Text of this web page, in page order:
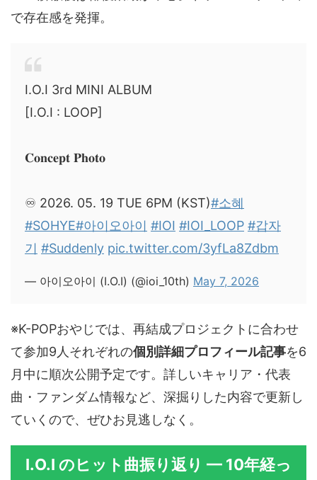
で存在感を発揮。
I.O.I 3rd MINI ALBUM
[I.O.I : LOOP]
𝐂𝐨𝐧𝐜𝐞𝐩𝐭 𝐏𝐡𝐨𝐭𝐨
♾️ 2026. 05. 19 TUE 6PM (KST)#소혜
#SOHYE#아이오아이 #IOI #IOI_LOOP #갑자
기 #Suddenly pic.twitter.com/3yfLa8Zdbm
— 아이오아이 (I.O.I) (@ioi_10th) May 7, 2026
※K-POPおやじでは、再結成プロジェクトに合わせ
て参加9人それぞれの個別詳細プロフィール記事を6
月中に順次公開予定です。詳しいキャリア・代表
曲・ファンダム情報など、深掘りした内容で更新し
ていくので、ぜひお見逃しなく。
I.O.I のヒット曲振り返り — 10年経っ